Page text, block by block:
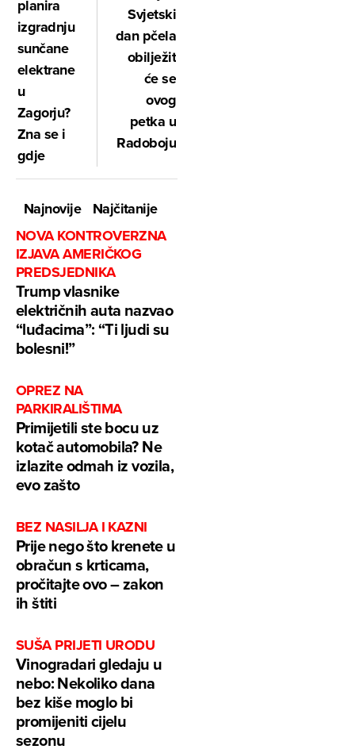
planira
izgradnju
sunčane
elektrane
u
Zagorju?
Zna se i
gdje
Svjetski
dan pčela
obilježit
će se
ovog
petka u
Radoboju
Najnovije
Najčitanije
NOVA KONTROVERZNA
IZJAVA AMERIČKOG
PREDSJEDNIKA
Trump vlasnike
električnih auta nazvao
“luđacima”: “Ti ljudi su
bolesni!”
OPREZ NA
PARKIRALIŠTIMA
Primijetili ste bocu uz
kotač automobila? Ne
izlazite odmah iz vozila,
evo zašto
BEZ NASILJA I KAZNI
Prije nego što krenete u
obračun s krticama,
pročitajte ovo – zakon
ih štiti
SUŠA PRIJETI URODU
Vinogradari gledaju u
nebo: Nekoliko dana
bez kiše moglo bi
promijeniti cijelu
sezonu